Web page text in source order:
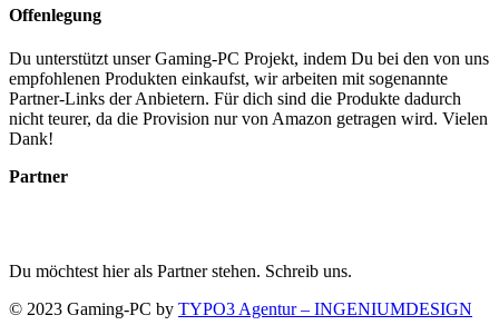
Offenlegung
Du unterstützt unser Gaming-PC Projekt, indem Du bei den von uns
empfohlenen Produkten einkaufst, wir arbeiten mit sogenannte
Partner-Links der Anbietern. Für dich sind die Produkte dadurch
nicht teurer, da die Provision nur von Amazon getragen wird. Vielen
Dank!
Partner
Du möchtest hier als Partner stehen. Schreib uns.
© 2023 Gaming-PC by TYPO3 Agentur – INGENIUMDESIGN